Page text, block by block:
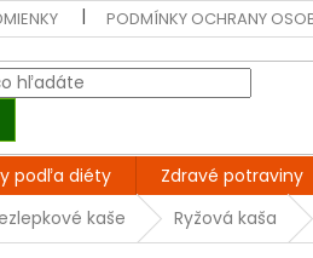
PODMÍNKY OCHRANY
podľa diéty Zdravé potraviny
kaše Ryžová kaša